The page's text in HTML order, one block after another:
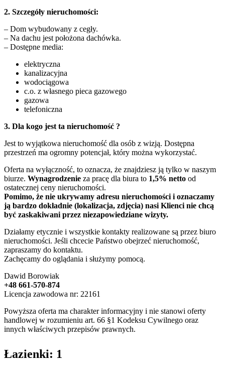
2. Szczegóły nieruchomości:
– Dom wybudowany z cegły.
– Na dachu jest położona dachówka.
– Dostępne media:
elektryczna
kanalizacyjna
wodociągowa
c.o. z własnego pieca gazowego
gazowa
telefoniczna
3. Dla kogo jest ta nieruchomość ?
Jest to wyjątkowa nieruchomość dla osób z wizją. Dostępna
przestrzeń ma ogromny potencjał, który można wykorzystać.
Oferta na wyłączność, to oznacza, że znajdziesz ją tylko w naszym
biurze. Wynagrodzenie za pracę dla biura to 1,5% netto od
ostatecznej ceny nieruchomości.
Pomimo, że nie ukrywamy adresu nieruchomości i oznaczamy
ją bardzo dokładnie (lokalizacja, zdjęcia) nasi Klienci nie chcą
być zaskakiwani przez niezapowiedziane wizyty.
Działamy etycznie i wszystkie kontakty realizowane są przez biuro
nieruchomości. Jeśli chcecie Państwo obejrzeć nieruchomość,
zapraszamy do kontaktu.
Zachęcamy do oglądania i służymy pomocą.
Dawid Borowiak
+48 661-570-874
Licencja zawodowa nr: 22161
Powyższa oferta ma charakter informacyjny i nie stanowi oferty
handlowej w rozumieniu art. 66 §1 Kodeksu Cywilnego oraz
innych właściwych przepisów prawnych.
Łazienki: 1